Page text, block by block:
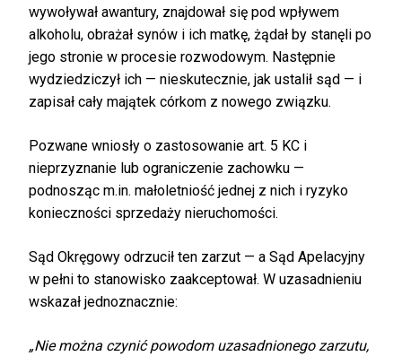
wywoływał awantury, znajdował się pod wpływem
alkoholu, obrażał synów i ich matkę, żądał by stanęli po
jego stronie w procesie rozwodowym. Następnie
wydziedziczył ich — nieskutecznie, jak ustalił sąd — i
zapisał cały majątek córkom z nowego związku.
Pozwane wniosły o zastosowanie art. 5 KC i
nieprzyznanie lub ograniczenie zachowku —
podnosząc m.in. małoletniość jednej z nich i ryzyko
konieczności sprzedaży nieruchomości.
Sąd Okręgowy odrzucił ten zarzut — a Sąd Apelacyjny
w pełni to stanowisko zaakceptował. W uzasadnieniu
wskazał jednoznacznie:
„Nie można czynić powodom uzasadnionego zarzutu,